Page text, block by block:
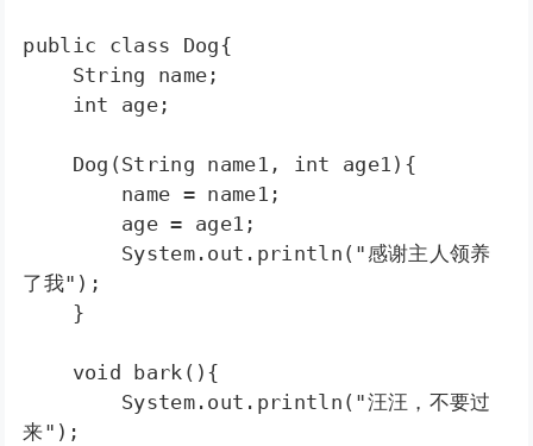
public class Dog{
String name;
int age;
Dog(String name1, int age1){
name = name1;
age = age1;
System.out.println("感谢主人领养
了我");
}
void bark(){
System.out.println("汪汪，不要过
来");